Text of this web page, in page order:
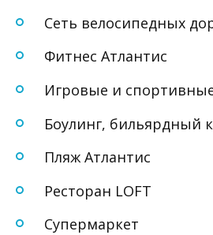
Сеть велосипедных
Фитнес Атлантис
Игровые и
Боулинг, бильярдный
Пляж Атлантис
Ресторан LOFT
Супермаркет